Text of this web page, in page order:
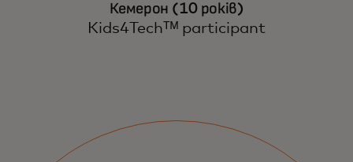
Кемерон (10 років)
Kids4Techᵀᴹ participant